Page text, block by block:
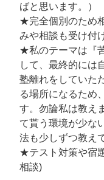
ばと思います。）
★完全個別のため
みや相談も受け付
★私のテーマは『
して、最終的には
塾離れをしていた
る場所になるため
す。勿論私は教え
て貰う環境が少な
法も少しずつ教え
★テスト対策や宿
相談)